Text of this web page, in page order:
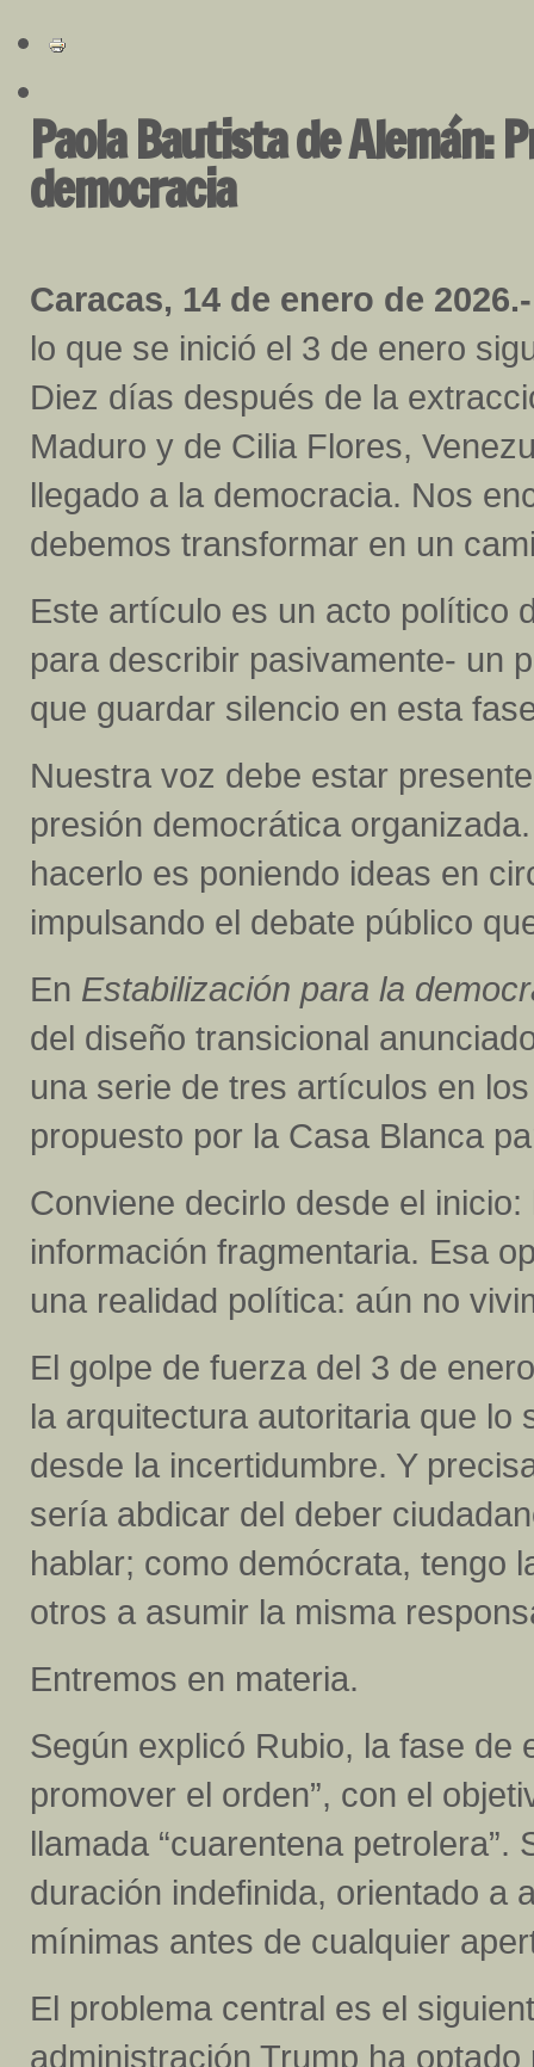
Paola Bautista de Alemán:
democracia
Caracas, 14 de enero de 2026.-
lo que se inició el 3 de enero
Diez días después de la
Maduro y de Cilia Flores,
llegado a la democracia. Nos
debemos transformar en un
Este artículo es un acto político
para describir pasivamente- un
que guardar silencio en esta
Nuestra voz debe estar
presión democrática
hacerlo es poniendo ideas en
impulsando el debate público
En Estabilización para la
del diseño transicional
una serie de tres artículos en
propuesto por la Casa Blanca
Conviene decirlo desde el
información fragmentaria. Esa
una realidad política: aún no
El golpe de fuerza del 3 de
la arquitectura autoritaria que
desde la incertidumbre. Y
sería abdicar del deber
hablar; como demócrata, tengo
otros a asumir la misma
Entremos en materia.
Según explicó Rubio, la fase de
promover el orden”, con el
llamada “cuarentena
duración indefinida, orientado a
mínimas antes de cualquier
El problema central es el
administración Trump ha